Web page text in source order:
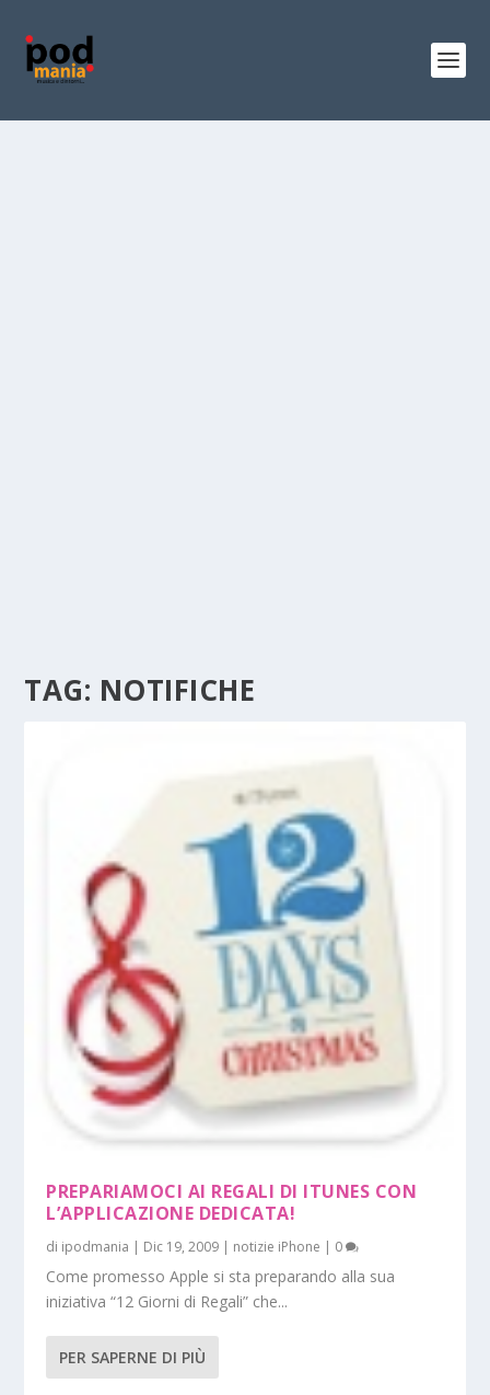
TAG: NOTIFICHE
PREPARIAMOCI AI REGALI DI ITUNES CON
L’APPLICAZIONE DEDICATA!
di ipodmania | Dic 19, 2009 | notizie iPhone | 0
Come promesso Apple si sta preparando alla sua
iniziativa “12 Giorni di Regali” che...
PER SAPERNE DI PIÙ